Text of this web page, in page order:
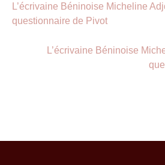
L’écrivaine Béninoise Micheline
questionnaire de Pivot
L’écrivaine Béninoise